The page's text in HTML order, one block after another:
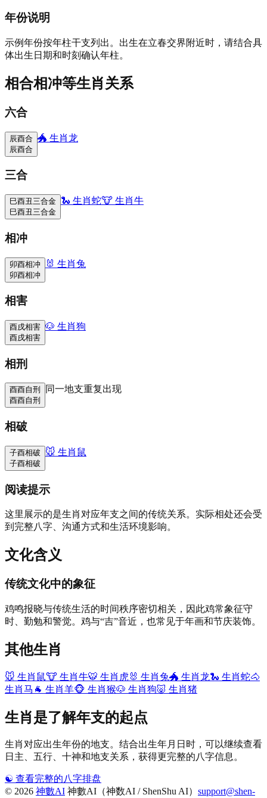
年份说明
示例年份按年柱干支列出。出生在立春交界附近时，请结合具
体出生日期和时刻确认年柱。
相合相冲等生肖关系
六合
辰酉合
辰酉合
🐲 生肖龙
三合
巳酉丑三合金
巳酉丑三合金
🐍 生肖蛇🐮 生肖牛
相冲
卯酉相冲
卯酉相冲
🐰 生肖兔
相害
酉戌相害
酉戌相害
🐶 生肖狗
相刑
酉酉自刑
酉酉自刑
同一地支重复出现
相破
子酉相破
子酉相破
🐭 生肖鼠
阅读提示
这里展示的是生肖对应年支之间的传统关系。实际相处还会受
到完整八字、沟通方式和生活环境影响。
文化含义
传统文化中的象征
鸡鸣报晓与传统生活的时间秩序密切相关，因此鸡常象征守
时、勤勉和警觉。鸡与“吉”音近，也常见于年画和节庆装饰。
其他生肖
🐭 生肖鼠🐮 生肖牛🐯 生肖虎🐰 生肖兔🐲 生肖龙🐍 生肖蛇🐴
生肖马 🐐 生肖羊🐵 生肖猴🐶 生肖狗🐷 生肖猪
生肖是了解年支的起点
生肖对应出生年份的地支。结合出生年月日时，可以继续查看
日主、五行、十神和地支关系，获得更完整的八字信息。
☯️ 查看完整的八字排盘
© 2026 神數AI 神數AI（神数AI / ShenShu AI） support@shen-